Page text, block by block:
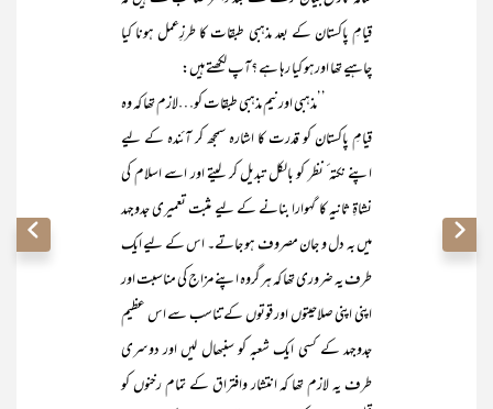
قیامِ پاکستان کے بعد مذہبی طبقات کا طرزِعمل ہونا کیا
چاہیے تھا اورہو کیا رہا ہے ؟آپ لکھتے ہیں:
’’مذہبی اور نیم مذہبی طبقات کو…لازم تھا کہ وہ
قیامِ پاکستان کو قدرت کا اشارہ سمجھ کر آئندہ کے لیے
اپنے نکتہ ٔ نظر کو بالکل تبدیل کر لیتے اور اسے اسلام کی
نشاۃِ ثانیہ کا گہوارا بنانے کے لیے مثبت تعمیری جدوجہد
میں بہ دل و جان مصروف ہو جاتے۔ اس کے لیے ایک
طرف یہ ضروری تھا کہ ہر گروہ اپنے مزاج کی مناسبت اور
اپنی اپنی صلاحیتوں اور قوتوں کے تناسب سے اس عظیم
جدوجہد کے کسی ایک شعبہ کو سنبھال لیں اور دوسری
طرف یہ لازم تھا کہ انتشار وافتراق کے تمام رخنوں کو